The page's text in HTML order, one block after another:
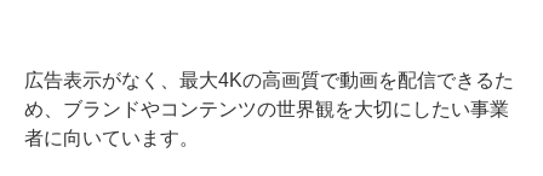
広告表示がなく、最大4Kの高画質で動画を配信できるた
め、ブランドやコンテンツの世界観を大切にしたい事業
者に向いています。